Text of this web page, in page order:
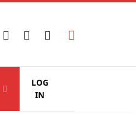
Instagram
YouTubeLinkedIn
LOG
IN